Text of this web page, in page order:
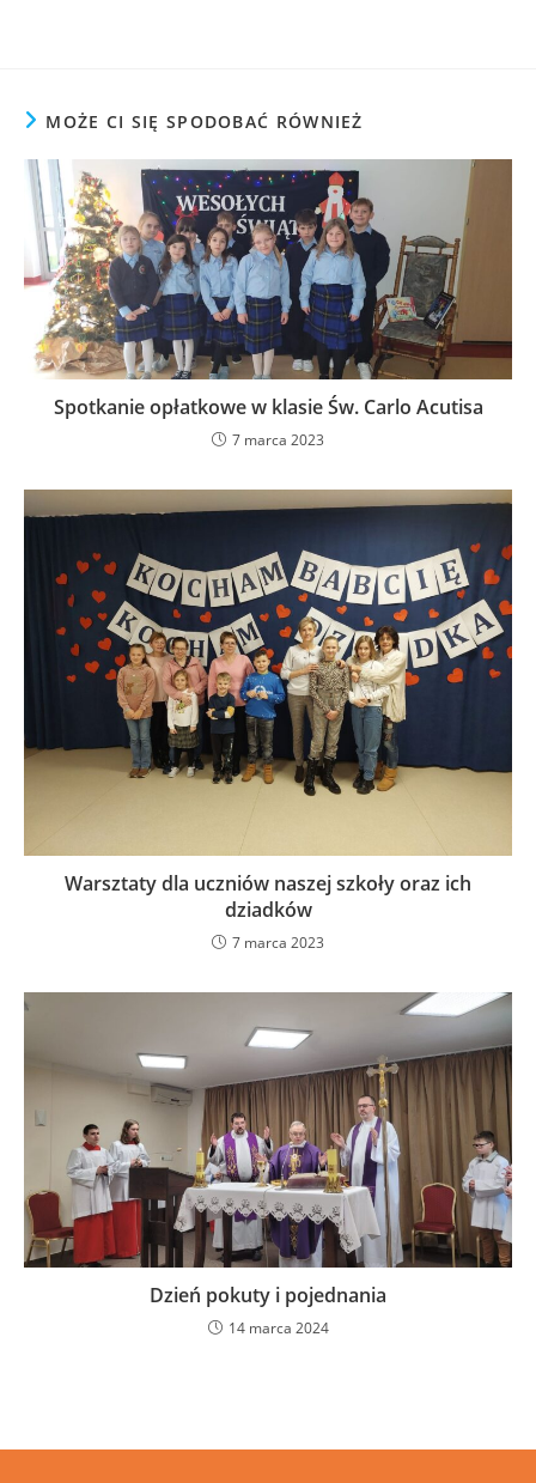
MOŻE CI SIĘ SPODOBAĆ RÓWNIEŻ
Spotkanie opłatkowe w klasie Św. Carlo Acutisa
7 marca 2023
Warsztaty dla uczniów naszej szkoły oraz ich
dziadków
7 marca 2023
Dzień pokuty i pojednania
14 marca 2024